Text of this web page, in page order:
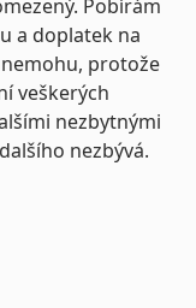
Pobírám
a doplatek na
protože
veškerých
nezbytnými
nezbývá.